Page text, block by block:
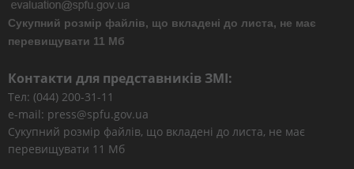
Сукупний розмір файлів, що вкладені до листа, не має
перевищувати 11 Мб
Контакти для представників ЗМІ:
Тел: (044) 200-31-11
e-mail: press@spfu.gov.ua
Сукупний розмір файлів, що вкладені до листа, не має
перевищувати 11 Мб